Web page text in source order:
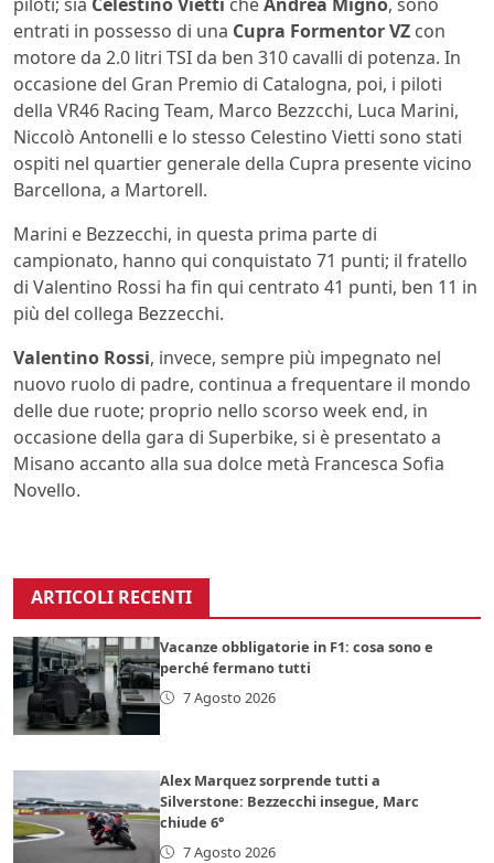
entrati in possesso di una Cupra Formentor VZ con
motore da 2.0 litri TSI da ben 310 cavalli di potenza. In
occasione del Gran Premio di Catalogna, poi, i piloti
della VR46 Racing Team, Marco Bezzcchi, Luca Marini,
Niccolò Antonelli e lo stesso Celestino Vietti sono stati
ospiti nel quartier generale della Cupra presente vicino
Barcellona, a Martorell.
Marini e Bezzecchi, in questa prima parte di
campionato, hanno qui conquistato 71 punti; il fratello
di Valentino Rossi ha fin qui centrato 41 punti, ben 11 in
più del collega Bezzecchi.
Valentino Rossi, invece, sempre più impegnato nel
nuovo ruolo di padre, continua a frequentare il mondo
delle due ruote; proprio nello scorso week end, in
occasione della gara di Superbike, si è presentato a
Misano accanto alla sua dolce metà Francesca Sofia
Novello.
ARTICOLI RECENTI
Vacanze obbligatorie in F1: cosa sono e
perché fermano tutti
7 Agosto 2026
Alex Marquez sorprende tutti a
Silverstone: Bezzecchi insegue, Marc
chiude 6°
7 Agosto 2026